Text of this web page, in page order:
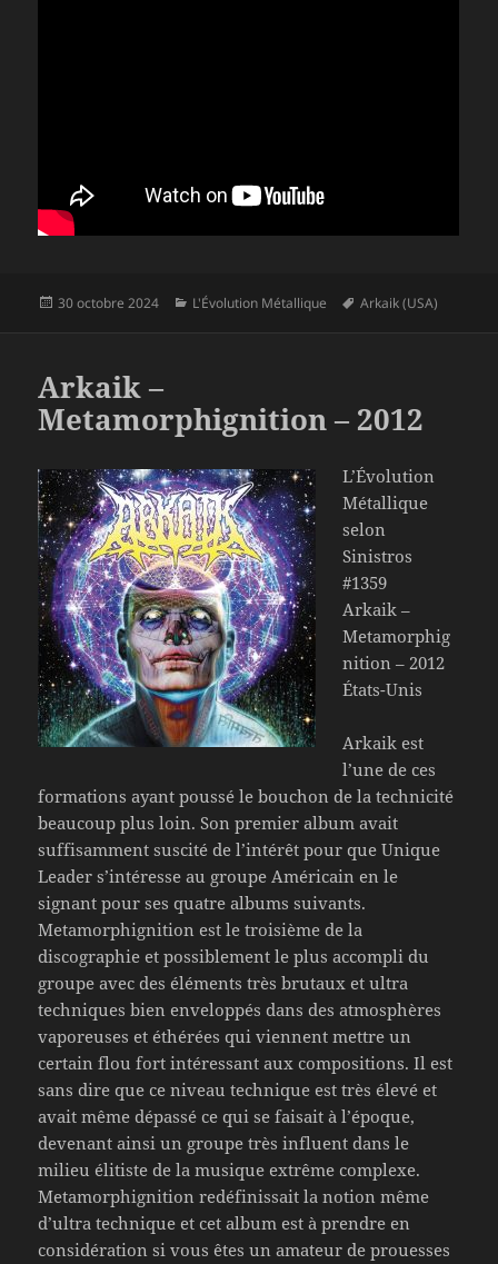
Publié
30 octobre 2024 Catégories
L'Évolution Métallique
Mots-
Arkaik (USA)
Arkaik –
Metamorphignition – 2012
L’Évolution
Métallique
selon
Sinistros
#1359
Arkaik –
Metamorphig
nition – 2012
États-Unis
Arkaik est
l’une de ces
formations ayant poussé le bouchon de la technicité
beaucoup plus loin. Son premier album avait
suffisamment suscité de l’intérêt pour que Unique
Leader s’intéresse au groupe Américain en le
signant pour ses quatre albums suivants.
Metamorphignition est le troisième de la
discographie et possiblement le plus accompli du
groupe avec des éléments très brutaux et ultra
techniques bien enveloppés dans des atmosphères
vaporeuses et éthérées qui viennent mettre un
certain flou fort intéressant aux compositions. Il est
sans dire que ce niveau technique est très élevé et
avait même dépassé ce qui se faisait à l’époque,
devenant ainsi un groupe très influent dans le
milieu élitiste de la musique extrême complexe.
Metamorphignition redéfinissait la notion même
d’ultra technique et cet album est à prendre en
considération si vous êtes un amateur de prouesses